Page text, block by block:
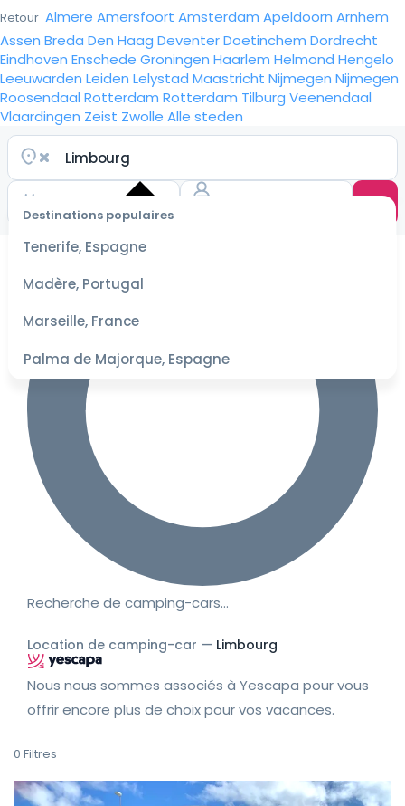
Retour Almere Amersfoort Amsterdam Apeldoorn Arnhem
Assen Breda Den Haag DeventerDoetinchem Dordrecht
Eindhoven Enschede Groningen Haarlem Helmond Hengelo
Leeuwarden Leiden Lelystad Maastricht Nijmegen Nijmegen
Roosendaal Rotterdam Rotterdam Tilburg Veenendaal
Vlaardingen Zeist Zwolle Alle steden
Destinations populaires
Tenerife, Espagne
Madère, Portugal
Marseille, France
Palma de Majorque, Espagne
Choisir
les
pour les
tarifs
Recherche de camping-cars…
Location de camping-car — Limbourg
Nous nous sommes associés à Yescapa pour vous
offrir encore plus de choix pour vos vacances.
0 Filtres